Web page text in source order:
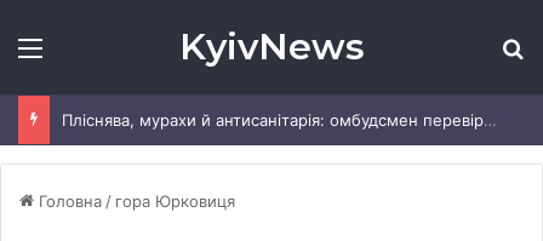
Меню KyivNews
Пліснява, мурахи й антисанітарія: омбудсмен перевірив табір «Артек» під Києвом
Головна / гора Юрковиця